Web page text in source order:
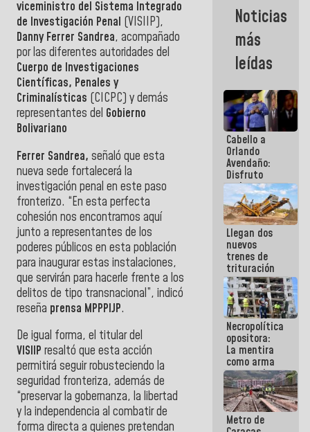
viceministro del Sistema Integrado
de Investigación Penal (VISIIP),
Danny Ferrer Sandrea, acompañado
por las diferentes autoridades del
Cuerpo de Investigaciones
Científicas, Penales y
Criminalísticas (CICPC) y demás
representantes del Gobierno
Bolivariano
Ferrer Sandrea, señaló que esta
nueva sede fortalecerá la
investigación penal en este paso
fronterizo. “En esta perfecta
cohesión nos encontramos aquí
junto a representantes de los
poderes públicos en esta población
para inaugurar estas instalaciones,
que servirán para hacerle frente a los
delitos de tipo transnacional”, indicó
reseña prensa MPPPIJP.
De igual forma, el titular del
VISIIP resaltó que esta acción
permitirá seguir robusteciendo la
seguridad fronteriza, además de
“preservar la gobernanza, la libertad
y la independencia al combatir de
forma directa a quienes pretendan
emprendedores
afectados
por
terremotos
Noticias
más
leídas
Cabello a
Orlando
Avendaño:
Disfruto
cada vez
que escribes
porque lo
que haces
es
embarrarla
Llegan dos
nuevos
trenes de
trituración
para
optimizar
manejo de
escombros
en La Guaira
Necropolítica
opositora:
La mentira
como arma
contra el
Pueblo
Metro de